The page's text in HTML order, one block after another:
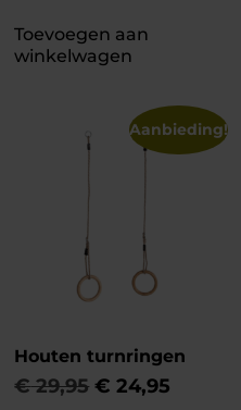
Toevoegen aan
winkelwagen
Aanbieding!
Houten turnringen
€29,95 € 24,95